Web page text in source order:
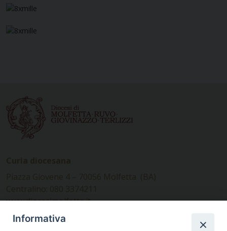
www.diocesimolfetta.it –
diocesimolfetta@pec.chiesacattolica.it
Informativa